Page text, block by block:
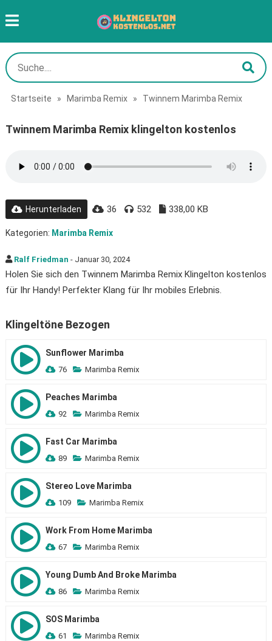
Startseite » Marimba Remix » Twinnem Marimba Remix
Twinnem Marimba Remix klingelton kostenlos
Herunterladen 36 532 338,00 KB
Kategorien: Marimba Remix
Ralf Friedman - Januar 30, 2024
Holen Sie sich den Twinnem Marimba Remix Klingelton kostenlos
für Ihr Handy! Perfekter Klang für Ihr mobiles Erlebnis.
Klingeltöne Bezogen
Sunflower Marimba
76 Marimba Remix
Peaches Marimba
92 Marimba Remix
Fast Car Marimba
89 Marimba Remix
Stereo Love Marimba
109 Marimba Remix
Work From Home Marimba
67 Marimba Remix
Young Dumb And Broke Marimba
86 Marimba Remix
SOS Marimba
61 Marimba Remix